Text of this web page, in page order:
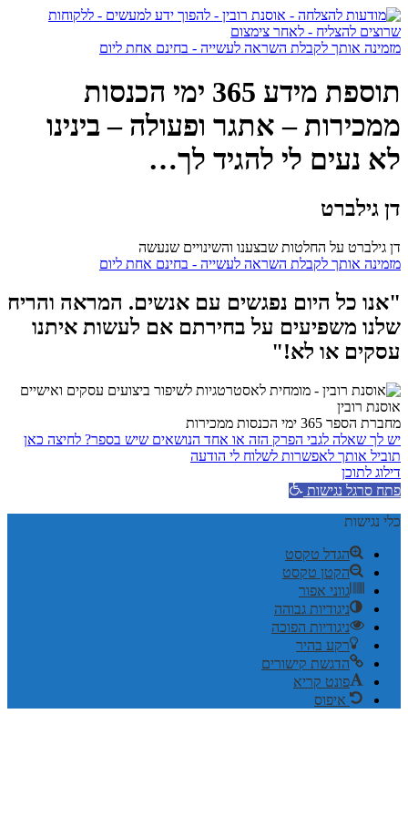
מזמינה אותך לקבלת השראה לעשייה - בחינם אחת ליום
תוספת מידע 365 ימי הכנסות
ממכירות – אתגר ופעולה – בינינו
לא נעים לי להגיד לך…
דן גילברט
דן גילברט על החלטות שבצענו והשינויים שנעשה
מזמינה אותך לקבלת השראה לעשייה - בחינם אחת ליום
"אנו כל היום נפגשים עם אנשים. המראה והריח
שלנו משפיעים על בחירתם אם לעשות איתנו
עסקים או לא!"
אוסנת רובין
מחברת הספר 365 ימי הכנסות ממכירות
יש לך שאלה לגבי הפרק הזה או אחד הנושאים שיש בספר? לחיצה כאן
תוביל אותך לאפשרות לשלוח לי הודעה
דילוג לתוכן
פתח סרגל נגישות
כלי נגישות
הגדל טקסט
הקטן טקסט
גווני אפור
ניגודיות גבוהה
ניגודיות הפוכה
רקע בהיר
הדגשת קישורים
פונט קריא
איפוס